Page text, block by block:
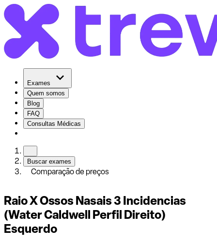
Exames
Quem somos
Blog
FAQ
Consultas Médicas
Buscar exames
Comparação de preços
Raio X Ossos Nasais 3 Incidencias
(Water Caldwell Perfil Direito)
Esquerdo